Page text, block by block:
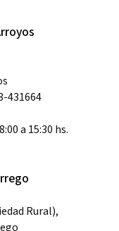
431664
a 15:30 hs.
Rural),